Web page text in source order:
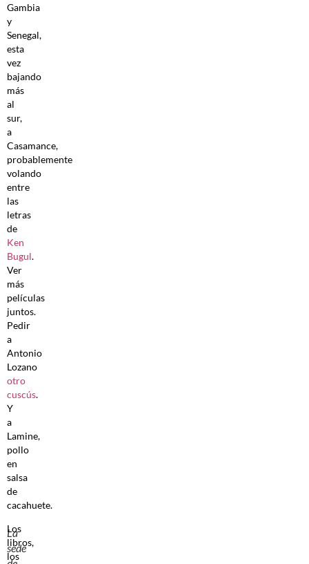
Gambia
y
Senegal,
esta
vez
bajando
más
al
sur,
a
Casamance,
probablemente
volando
entre
las
letras
de
Ken
Bugul.
Ver
más
películas
juntos.
Pedir
a
Antonio
Lozano
otro
cuscús.
Y
a
Lamine,
pollo
en
salsa
de
cacahuete.
La
sede
Los
libros,
los